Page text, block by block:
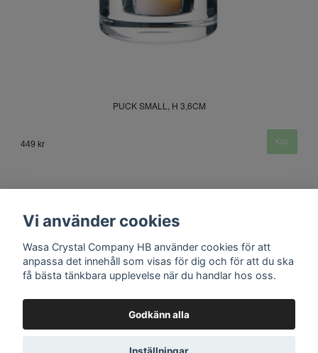
PUCK SMALL, H 3,6CM
449 kr
Kontakt
Vi använder cookies
Wasa Crystal Company HB använder cookies för att
anpassa det innehåll som visas för dig och för att du ska
få bästa tänkbara upplevelse när du handlar hos oss.
Godkänn alla